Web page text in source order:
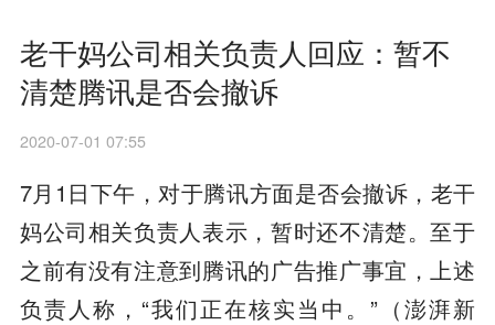
老干妈公司相关负责人回应：暂不
清楚腾讯是否会撤诉
2020-07-01 07:55
7月1日下午，对于腾讯方面是否会撤诉，老干
妈公司相关负责人表示，暂时还不清楚。至于
之前有没有注意到腾讯的广告推广事宜，上述
负责人称，“我们正在核实当中。”（澎湃新